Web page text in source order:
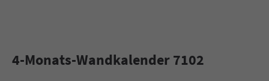
4-Monats-Wandkalender 7102